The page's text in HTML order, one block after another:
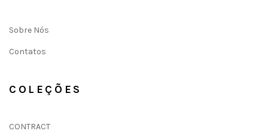
Sobre Nós
Contatos
COLEÇÕES
CONTRACT